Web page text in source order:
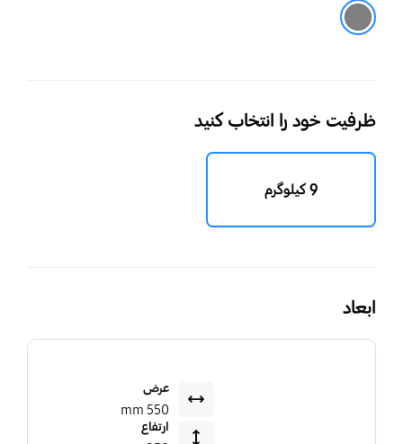
ظرفیت خود را انتخاب کنید
9 کیلوگرم
ابعاد
عرض
550 mm
ارتفاع